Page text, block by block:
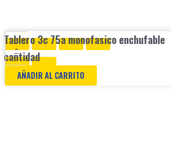
-
Tablero 3c 75a monofasico enchufable
cantidad
AÑADIR AL CARRITO